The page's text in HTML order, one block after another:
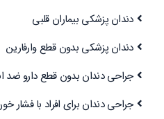
دندان پزشکی بیماران قلبی
دندان پزشکی بدون قطع وارفارین
جراحی دندان بدون قطع دارو ضد
جراحی دندان برای افراد با فشار